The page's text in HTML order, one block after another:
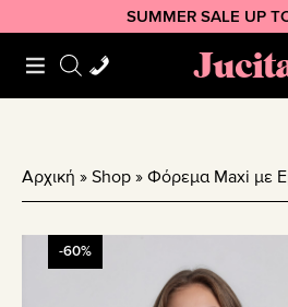
to
primary
to
main
to
footer
SUMMER SALE UP
Αρχική » Shop » Φόρεμα Maxi με
-60%